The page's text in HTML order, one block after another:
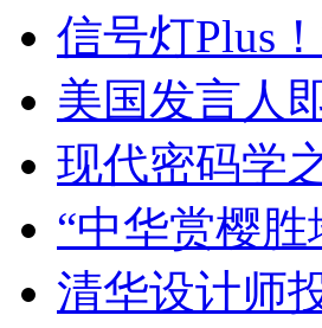
信号灯Plus
美国发言人
现代密码学
“中华赏樱
清华设计师